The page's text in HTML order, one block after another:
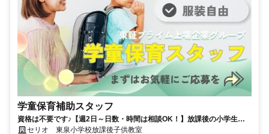
学童保育補助スタッフ
資格は不要です♪【週2日～日数・時間は相談OK！】放課後の小学生を
見守りましょう
セリオ 東泉小学校放課後子供教室